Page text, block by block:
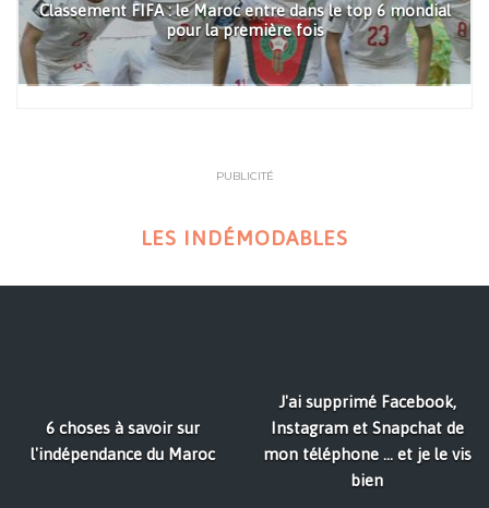
Classement FIFA : le Maroc entre dans le top 6 mondial
pour la première fois
PUBLICITÉ
LES INDÉMODABLES
6 choses à savoir sur
l'indépendance du Maroc
J'ai supprimé Facebook,
Instagram et Snapchat de
mon téléphone ... et je le vis
bien